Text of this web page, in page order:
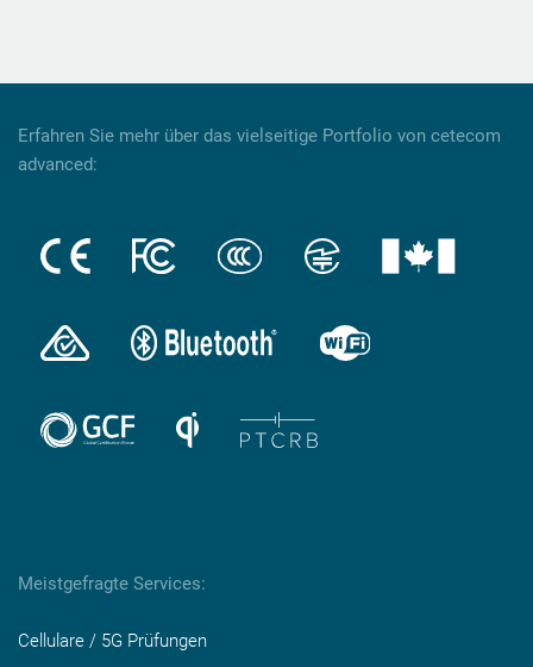
Erfahren Sie mehr über das vielseitige Portfolio von cetecom
advanced:
Meistgefragte Services:
Cellulare / 5G Prüfungen